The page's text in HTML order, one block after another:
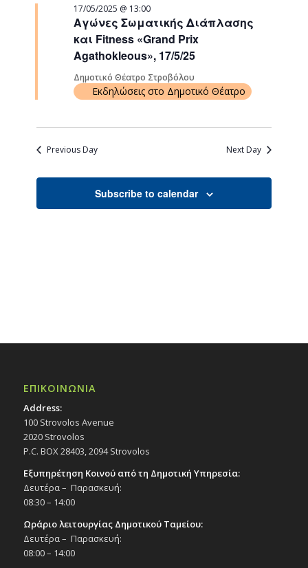
Views
Αγώνες Σωματικής Διάπλασης
και Fitness «Grand Prix
Agathokleous», 17/5/25
17/05/2025 @ 13:00
Δημοτικό Θέατρο Στροβόλου
Εκδηλώσεις στο Δημοτικό Θέατρο
Previous Day Next Day
Subscribe to calendar
ΕΠΙΚΟΙΝΩΝΙΑ
Address:
100 Strovolos Avenue
2020 Strovolos
P.C. BOX 28403, 2094 Strovolos
Εξυπηρέτηση Κοινού από τη Δημοτική Υπηρεσία:
Δευτέρα – Παρασκευή:
08:30 – 14:00
Ωράριο λειτουργίας Δημοτικού Ταμείου:
Δευτέρα – Παρασκευή:
08:00 – 14:00